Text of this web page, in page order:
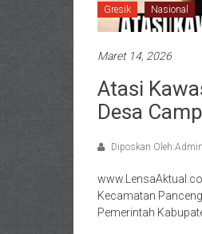
Gresik Nasional
Maret 14, 2026
Atasi
Desa
Diposkan Oleh:Admin
Kecamatan
Pemerintah